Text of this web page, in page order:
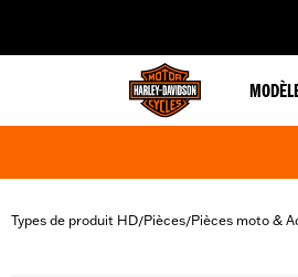
Types de produit HD/Pièces/Pièces moto &